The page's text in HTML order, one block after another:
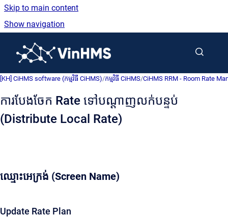
Skip to main content
Show navigation
[KH] CiHMS software (កម្មវិធី CiHMS)/កម្មវិធី CiHMS/CiHMS RRM - Room Rate
ការបែងចែក Rate ទៅបណ្តាញលក់បន្ទប់
(Distribute Local Rate)
ឈ្មោះអេក្រង់ (Screen Name)
Update Rate Plan